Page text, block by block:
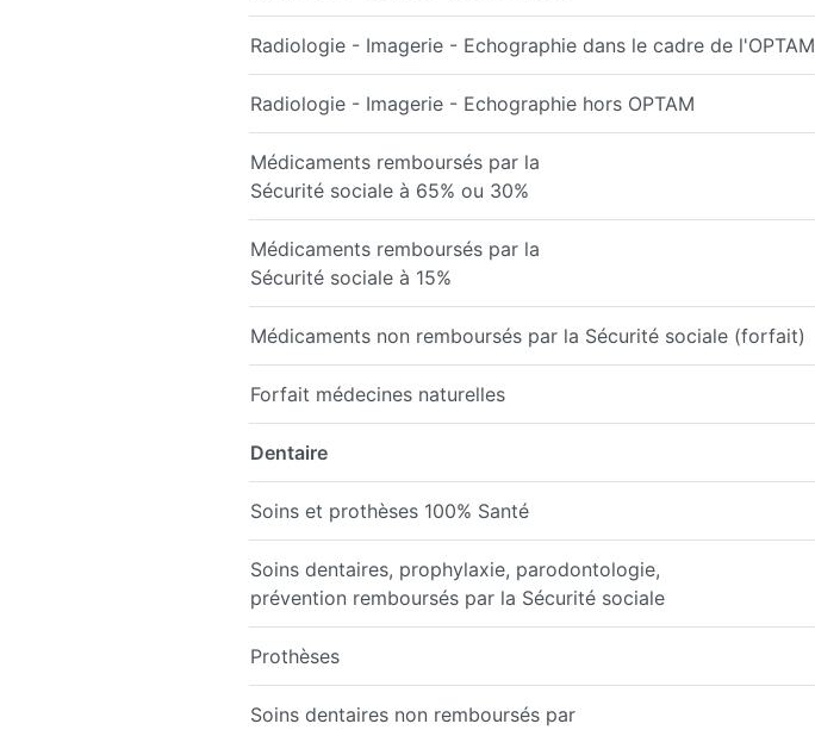
Radiologie - Imagerie - Echographie dans le cadre de l'OPTAM
Radiologie - Imagerie - Echographie hors OPTAM
Médicaments remboursés par la
Sécurité sociale à 65% ou 30%
Médicaments remboursés par la
Sécurité sociale à 15%
Médicaments non remboursés par la Sécurité sociale (forfait)
Forfait médecines naturelles
Dentaire
Soins et prothèses 100% Santé
Soins dentaires, prophylaxie, parodontologie,
prévention remboursés par la Sécurité sociale
Prothèses
Soins dentaires non remboursés par